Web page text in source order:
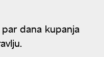
dana kupanja